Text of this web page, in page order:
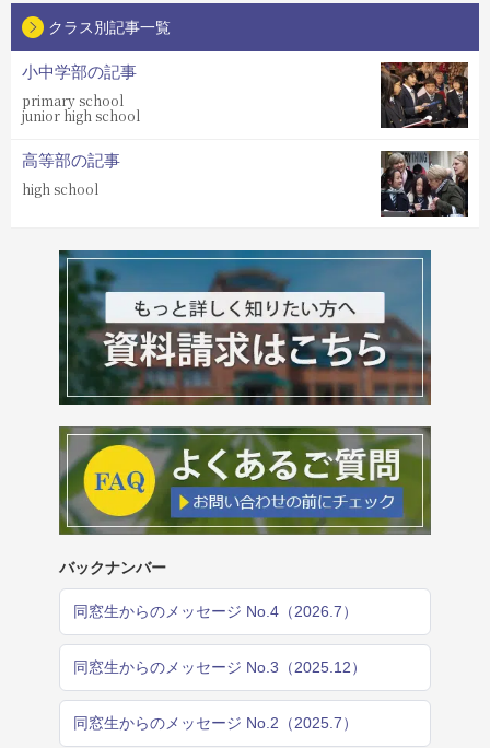
クラス別記事一覧
小中学部の記事
primary school
junior high school
高等部の記事
high school
バックナンバー
同窓生からのメッセージ No.4（2026.7）
同窓生からのメッセージ No.3（2025.12）
同窓生からのメッセージ No.2（2025.7）